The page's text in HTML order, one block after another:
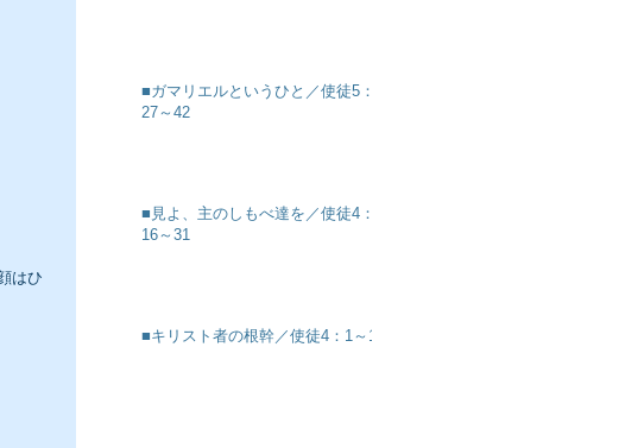
はひ
■ガマリエルというひと／使徒5：
27～42
■見よ、主のしもべ達を／使徒4：
16～31
■キリスト者の根幹／使徒4：1～12